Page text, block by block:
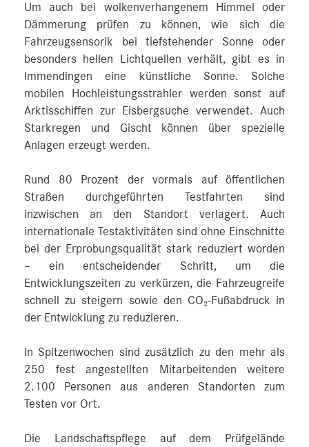
Um auch bei wolkenverhangenem Himmel oder
Dämmerung prüfen zu können, wie sich die
Fahrzeugsensorik bei tiefstehender Sonne oder
besonders hellen Lichtquellen verhält, gibt es in
Immendingen eine künstliche Sonne. Solche
mobilen Hochleistungsstrahler werden sonst auf
Arktisschiffen zur Eisbergsuche verwendet. Auch
Starkregen und Gischt können über spezielle
Anlagen erzeugt werden.
Rund 80 Prozent der vormals auf öffentlichen
Straßen durchgeführten Testfahrten sind
inzwischen an den Standort verlagert. Auch
internationale Testaktivitäten sind ohne Einschnitte
bei der Erprobungsqualität stark reduziert worden
– ein entscheidender Schritt, um die
Entwicklungszeiten zu verkürzen, die Fahrzeugreife
schnell zu steigern sowie den CO₂-Fußabdruck in
der Entwicklung zu reduzieren.
In Spitzenwochen sind zusätzlich zu den mehr als
250 fest angestellten Mitarbeitenden weitere
2.100 Personen aus anderen Standorten zum
Testen vor Ort.
Die Landschaftspflege auf dem Prüfgelände